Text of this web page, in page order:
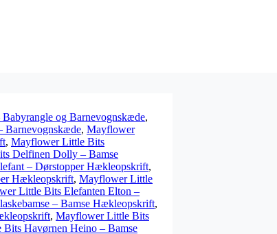
og Barnevognskæde,
Barnevognskæde, Mayflower
, Mayflower Little Bits
Delfinen Dolly – Bamse
– Dørstopper Hækleopskrift,
Hækleopskrift, Mayflower Little
Little Bits Elefanten Elton –
– Bamse Hækleopskrift,
, Mayflower Little Bits
Havørnen Heino – Bamse